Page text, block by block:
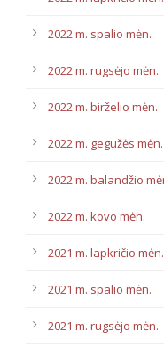
2022 m. spalio mėn.
2022 m. rugsėjo mėn.
2022 m. birželio mėn.
2022 m. gegužės mėn.
2022 m. balandžio
2022 m. kovo mėn.
2021 m. lapkričio mėn.
2021 m. spalio mėn.
2021 m. rugsėjo mėn.